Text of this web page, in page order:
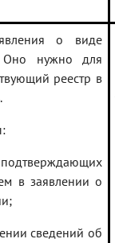
о виде
Оно нужно для
реестр в
в заявлении о
сведений об